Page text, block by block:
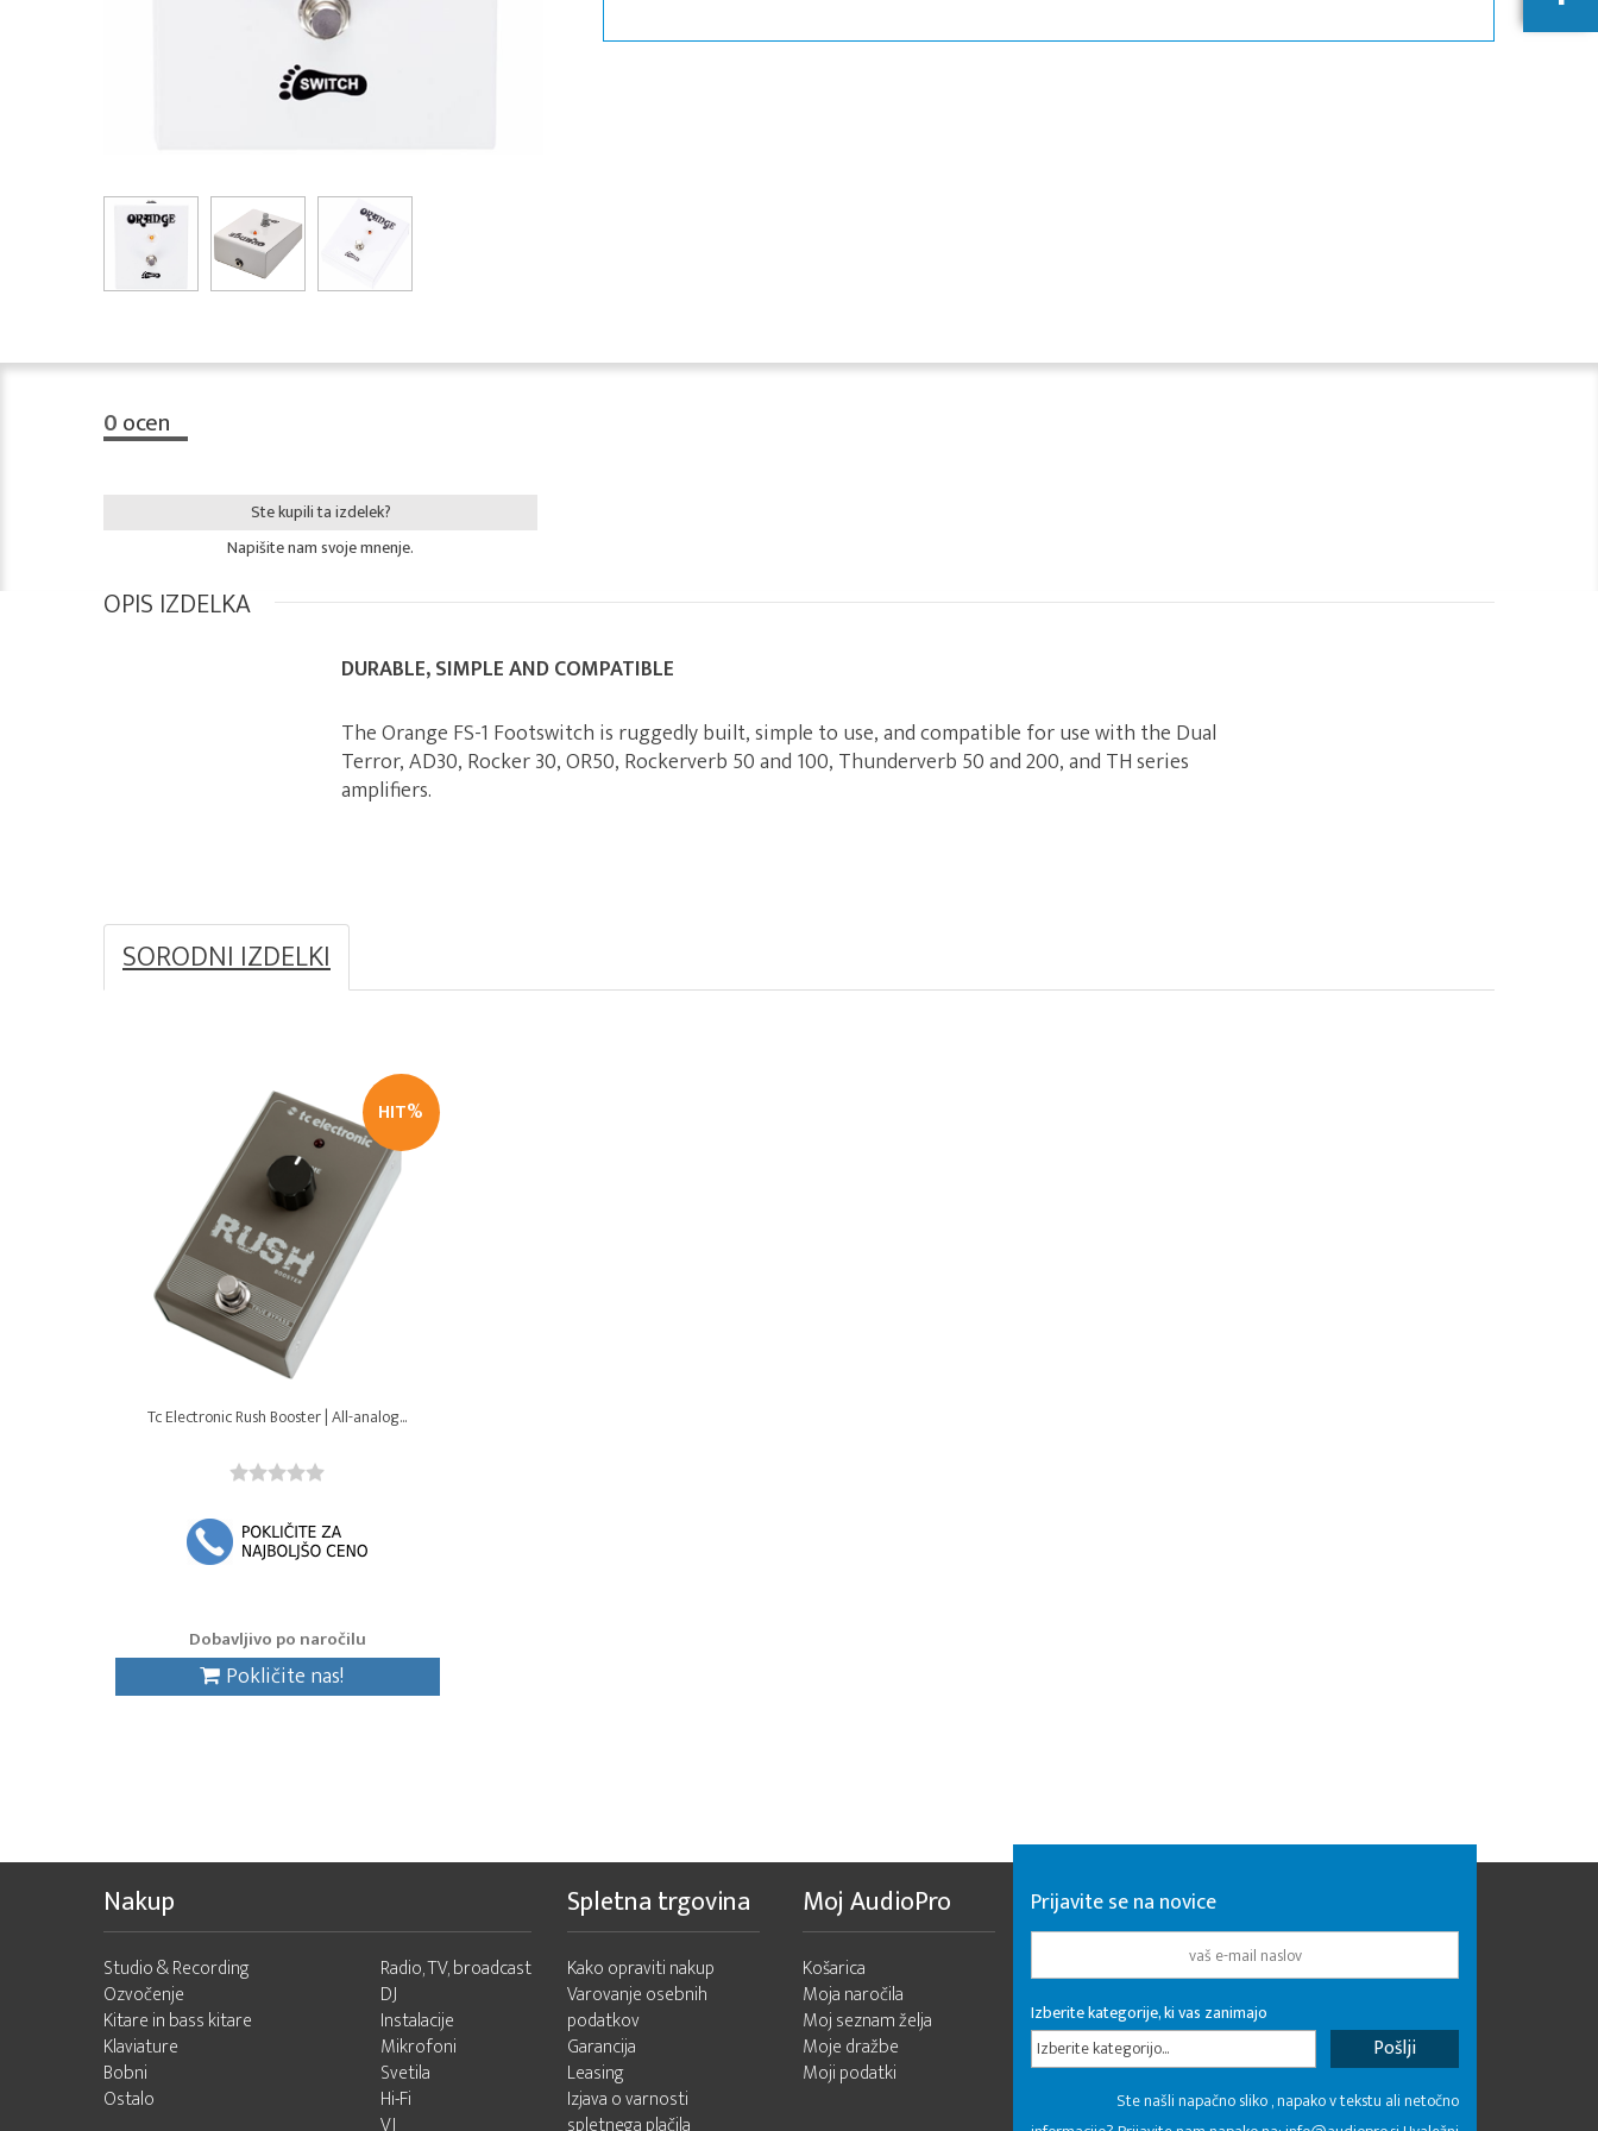
0ocen
Ste kupili ta izdelek?
Napišite nam svoje mnenje.
OPIS IZDELKA
DURABLE, SIMPLE AND COMPATIBLE
The Orange FS-1 Footswitch is ruggedly built, simple to use, and compatible for use with the Dual
Terror, AD30, Rocker 30, OR50, Rockerverb 50 and 100, Thunderverb 50 and 200, and TH series
amplifiers.
SORODNI IZDELKI
Tc Electronic Rush Booster | All-analog...
Dobavljivo po naročilu
Pokličite nas!
HIT%
Nakup
Studio & Recording
Ozvočenje
Kitare in bass kitare
Klaviature
Bobni
Ostalo
Radio, TV, broadcast
DJ
Instalacije
Mikrofoni
Svetila
Hi-Fi
Spletna trgovina
Kako opraviti nakup
Varovanje osebnih
podatkov
Garancija
Leasing
Izjava o varnosti
Moj AudioPro
Košarica
Moja naročila
Moj seznam želja
Moje dražbe
Moji podatki
Prijavite se na novice
Izberite kategorije, ki vas zanimajo
Izberite kategorijo...
Ste našli napačno sliko , napako v tekstu ali netočno